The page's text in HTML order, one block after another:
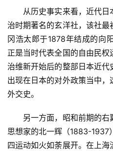
快
讯
更
多
页
面
从历史事实来看，近代日
治时期著名的玄洋社，该社
冈浩太郎于1878年结成的向
正是当时代表全国的自由民
治维新开始后的整部日本近
出现在日本的对外政策当中
外交史。
另一方面，昭和前期的右
思想家的北一辉（1883-1937
四运动如火如荼展开。在上海